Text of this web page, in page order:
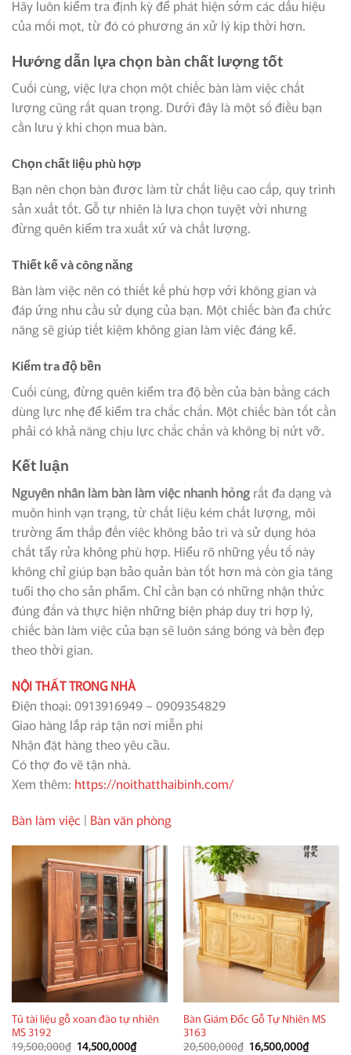
Hãy luôn kiểm tra định kỳ để phát hiện sớm các dấu hiệu
của mối mọt, từ đó có phương án xử lý kịp thời hơn.
Hướng dẫn lựa chọn bàn chất lượng tốt
Cuối cùng, việc lựa chọn một chiếc bàn làm việc chất
lượng cũng rất quan trọng. Dưới đây là một số điều bạn
cần lưu ý khi chọn mua bàn.
Chọn chất liệu phù hợp
Bạn nên chọn bàn được làm từ chất liệu cao cấp, quy trình
sản xuất tốt. Gỗ tự nhiên là lựa chọn tuyệt vời nhưng
đừng quên kiểm tra xuất xứ và chất lượng.
Thiết kế và công năng
Bàn làm việc nên có thiết kế phù hợp với không gian và
đáp ứng nhu cầu sử dụng của bạn. Một chiếc bàn đa chức
năng sẽ giúp tiết kiệm không gian làm việc đáng kể.
Kiểm tra độ bền
Cuối cùng, đừng quên kiểm tra độ bền của bàn bằng cách
dùng lực nhẹ để kiểm tra chắc chắn. Một chiếc bàn tốt cần
phải có khả năng chịu lực chắc chắn và không bị nứt vỡ.
Kết luận
Nguyên nhân làm bàn làm việc nhanh hỏng rất đa dạng và
muôn hình vạn trạng, từ chất liệu kém chất lượng, môi
trường ẩm thấp đến việc không bảo trì và sử dụng hóa
chất tẩy rửa không phù hợp. Hiểu rõ những yếu tố này
không chỉ giúp bạn bảo quản bàn tốt hơn mà còn gia tăng
tuổi thọ cho sản phẩm. Chỉ cần bạn có những nhận thức
đúng đắn và thực hiện những biện pháp duy trì hợp lý,
chiếc bàn làm việc của bạn sẽ luôn sáng bóng và bền đẹp
theo thời gian.
NỘI THẤT TRONG NHÀ
Điện thoại: 0913916949 – 0909354829
Giao hàng lắp ráp tận nơi miễn phí
Nhận đặt hàng theo yêu cầu.
Có thợ đo vẽ tận nhà.
Xem thêm: https://noithatthaibinh.com/
Bàn làm việc | Bàn văn phòng
Tủ tài liệu gỗ xoan đào tự nhiên
MS 3192
19,500,000₫ Giá
14,500,000₫Giá
Bàn Giám Đốc Gỗ Tự Nhiên MS
3163
20,500,000₫ Giá
16,500,000₫Giá